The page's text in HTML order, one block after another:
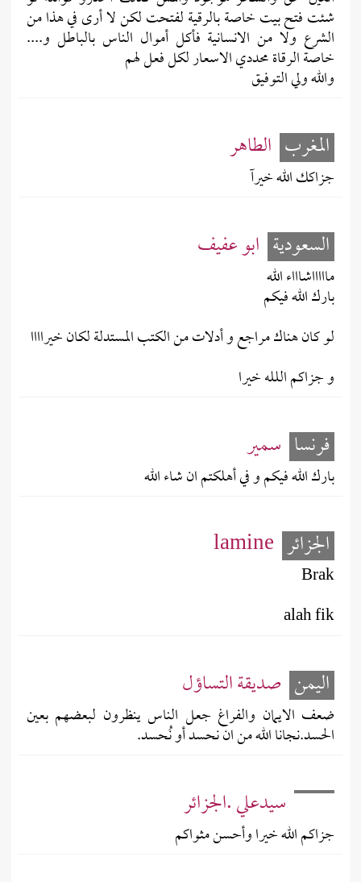
شئت فتح بيت خاصة بالرقية لفتحت لكن لا أرى في هذا من
الشرع ولا من الانسانية فأكل أموال الناس بالباطل و....
خاصة الرقاة محددي الاسعار لكل فعل لهم
والله ولي التوفيق
المغرب الطاهر
جزاكك الله خيرآ
السعودية ابو عفيف
ماااااشاااء الله
بارك الله فيكم
لو كان هناك مراجع و أدلات من الكتب المستدلة لكان خيراااا
و جزاكم اللله خيرا
فرنسا سمير
بارك الله فيكم و في أهلكتم ان شاء الله
الجزائر lamine
Brak
alah fik
اليمن صديقة التساؤل
ضعف الايمان والفراغ جعل الناس ينظرون لبعضهم بعين
الحسد.نجانا الله من ان نحسد أو نُحسد.
سيدعلي .الجزائر
جزاكم الله خيرا وأحسن مثواكم